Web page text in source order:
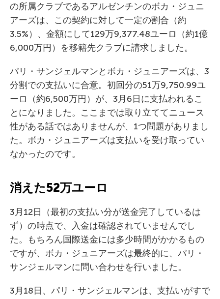
の所属クラブであるアルゼンチンのボカ・ジュニ
アーズは、この契約に対して一定の割合（約
3.5%）、金額にして129万9,377.48ユーロ（約1億
6,000万円）を移籍先クラブに請求しました。
パリ・サンジェルマンとボカ・ジュニアーズは、3
分割での支払いに合意。初回分の51万9,750.99ユ
ーロ（約6,500万円）が、3月6日に支払われるこ
とになりました。ここまでは取り立ててニュース
性がある話ではありませんが、1つ問題がありまし
た。ボカ・ジュニアーズは支払いを受け取ってい
なかったのです。
消えた52万ユーロ
3月12日（最初の支払い分が送金完了しているは
ず）の時点で、入金は確認されていませんでし
た。もちろん国際送金には多少時間がかかるもの
ですが、ボカ・ジュニアーズは最終的に、パリ・
サンジェルマンに問い合わせを行いました。
3月18日、パリ・サンジェルマンは、支払いがすで